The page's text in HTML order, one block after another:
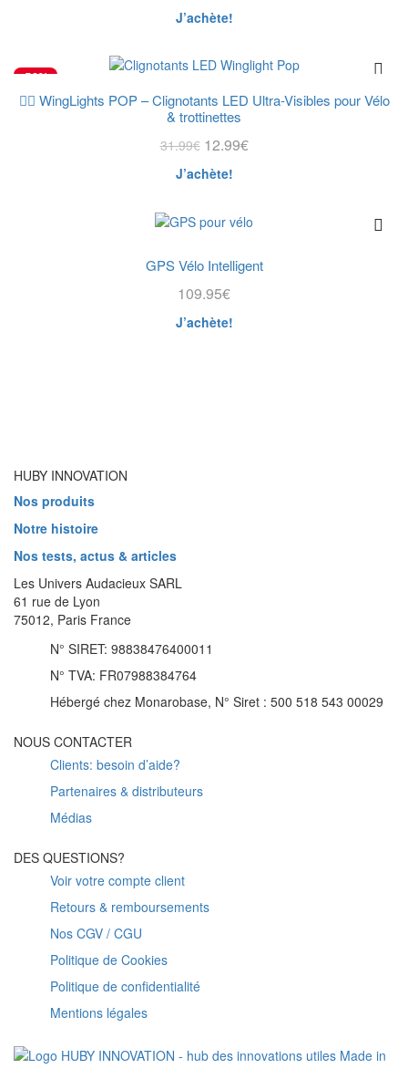
J’achète!
-59%
🚴‍♂️ WingLights POP – Clignotants LED Ultra-Visibles pour Vélo
& trottinettes
31.99€ Le
prix
initial
31.99€.
12.99€Le
12.99€.
J’achète!
GPS Vélo Intelligent
109.95€
J’achète!
HUBY INNOVATION
Nos produits
Notre histoire
Nos tests, actus & articles
Les Univers Audacieux SARL
61 rue de Lyon
75012, Paris France
N° SIRET: 98838476400011
N° TVA: FR07988384764
Hébergé chez Monarobase, N° Siret : 500 518 543 00029
NOUS CONTACTER
Clients: besoin d’aide?
Partenaires & distributeurs
Médias
DES QUESTIONS?
Voir votre compte client
Retours & remboursements
Nos CGV / CGU
Politique de Cookies
Politique de confidentialité
Mentions légales